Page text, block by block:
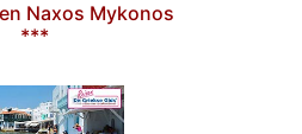
Naxos Mykonos
***